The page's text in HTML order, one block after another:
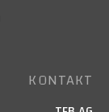
KONTAKT